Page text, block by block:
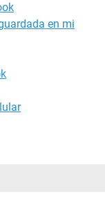
en mi